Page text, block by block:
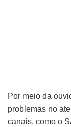
Por meio da
problemas no
canais, como o